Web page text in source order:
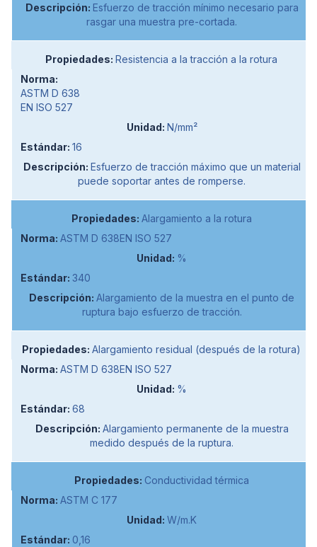
Esfuerzo de tracción mínimo necesario para
rasgar una muestra pre-cortada.
Resistencia a la tracción a la rotura
ASTM D 638
EN ISO 527
N/mm²
16
Esfuerzo de tracción máximo que un material
puede soportar antes de romperse.
Alargamiento a la rotura
ASTM D 638EN ISO 527
%
340
Alargamiento de la muestra en el punto de
ruptura bajo esfuerzo de tracción.
Alargamiento residual (después de la rotura)
ASTM D 638EN ISO 527
%
68
Alargamiento permanente de la muestra
medido después de la ruptura.
Conductividad térmica
ASTM C 177
W/m.K
0,16